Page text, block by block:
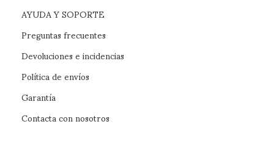
AYUDA Y SOPORTE
Preguntas frecuentes
Devoluciones e incidencias
Política de envíos
Garantía
Contacta con nosotros